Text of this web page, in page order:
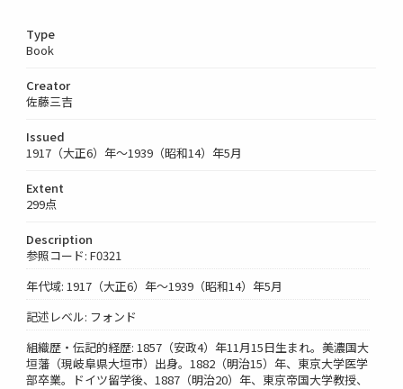
Type
Book
Creator
佐藤三吉
Issued
1917（大正6）年～1939（昭和14）年5月
Extent
299点
Description
参照コード: F0321
年代域: 1917（大正6）年～1939（昭和14）年5月
記述レベル: フォンド
組織歴・伝記的経歴: 1857（安政4）年11月15日生まれ。美濃国大
垣藩（現岐阜県大垣市）出身。1882（明治15）年、東京大学医学
部卒業。ドイツ留学後、1887（明治20）年、東京帝国大学教授、